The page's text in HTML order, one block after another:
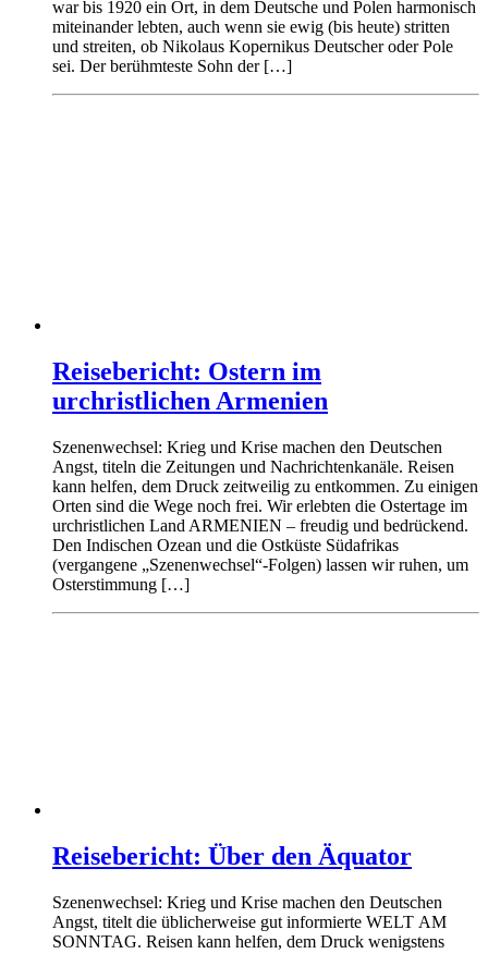
war bis 1920 ein Ort, in dem Deutsche und Polen harmonisch
miteinander lebten, auch wenn sie ewig (bis heute) stritten
und streiten, ob Nikolaus Kopernikus Deutscher oder Pole
sei. Der berühmteste Sohn der […]
Reisebericht: Ostern im
urchristlichen Armenien
Szenenwechsel: Krieg und Krise machen den Deutschen
Angst, titeln die Zeitungen und Nachrichtenkanäle. Reisen
kann helfen, dem Druck zeitweilig zu entkommen. Zu einigen
Orten sind die Wege noch frei. Wir erlebten die Ostertage im
urchristlichen Land ARMENIEN – freudig und bedrückend.
Den Indischen Ozean und die Ostküste Südafrikas
(vergangene „Szenenwechsel“-Folgen) lassen wir ruhen, um
Osterstimmung […]
Reisebericht: Über den Äquator
Szenenwechsel: Krieg und Krise machen den Deutschen
Angst, titelt die üblicherweise gut informierte WELT AM
SONNTAG. Reisen kann helfen, dem Druck wenigstens